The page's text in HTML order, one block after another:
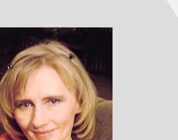
Pocieszyć Labradorkę,
wypić herbatę,
pilnować torebki,
nie zapomnieć o
uśmiechu...